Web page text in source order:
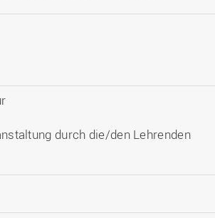
durch die/den Lehrenden